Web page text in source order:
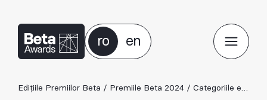
ro en
Edițiile Premiilor Beta / Premiile Beta 2024 / Categoriile ediției 2024